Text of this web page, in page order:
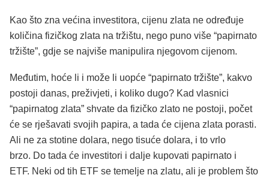
Kao što zna većina investitora, cijenu zlata ne određuje
količina fizičkog zlata na tržištu, nego puno više “papirnato
tržište”, gdje se najviše manipulira njegovom cijenom.
Međutim, hoće li i može li uopće “papirnato tržište”, kakvo
postoji danas, preživjeti, i koliko dugo? Kad vlasnici
“papirnatog zlata” shvate da fizičko zlato ne postoji, počet
će se rješavati svojih papira, a tada će cijena zlata porasti.
Ali ne za stotine dolara, nego tisuće dolara, i to vrlo
brzo. Do tada će investitori i dalje kupovati papirnato i
ETF. Neki od tih ETF se temelje na zlatu, ali je problem što